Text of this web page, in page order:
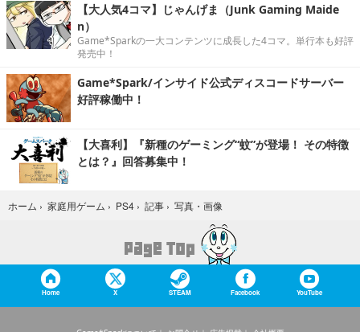
【大人気4コマ】じゃんげま（Junk Gaming Maide
n）
Game*Sparkの一大コンテンツに成長した4コマ。単行本も好評
発売中！
Game*Spark/インサイド公式ディスコードサーバー
好評稼働中！
【大喜利】『新種のゲーミング“蚊”が登場！ その特徴
とは？』回答募集中！
ホーム › 家庭用ゲーム › PS4 › 記事 › 写真・画像
Home X STEAM Facebook YouTube